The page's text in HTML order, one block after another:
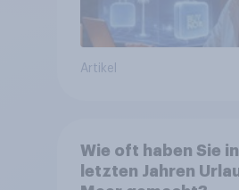
Artikel
Wie oft haben Sie
letzten Jahren